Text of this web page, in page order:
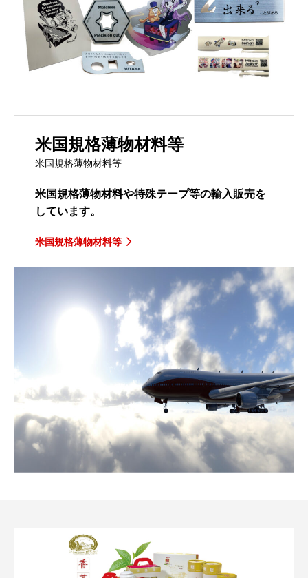
米国規格薄物材料等
米国規格薄物材料等
米国規格薄物材料や特殊テープ等の輸入販売を
しています。
米国規格薄物材料等